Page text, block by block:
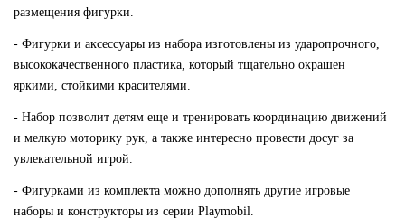
размещения фигурки.
- Фигурки и аксессуары из набора изготовлены из ударопрочного,
высококачественного пластика, который тщательно окрашен
яркими, стойкими красителями.
- Набор позволит детям еще и тренировать координацию движений
и мелкую моторику рук, а также интересно провести досуг за
увлекательной игрой.
- Фигурками из комплекта можно дополнять другие игровые
наборы и конструкторы из серии Playmobil.